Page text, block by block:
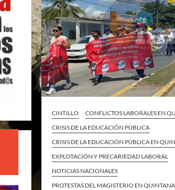
CINTILLO
CONFLICTOS LABORALES EN
CRISIS DE LA EDUCACIÓN PÚBLICA
CRISIS DE LA EDUCACIÓN PÚBLICA EN
EXPLOTACIÓN Y PRECARIEDAD LABORAL
NOTICIAS NACIONALES
PROTESTAS DEL MAGISTERIO EN